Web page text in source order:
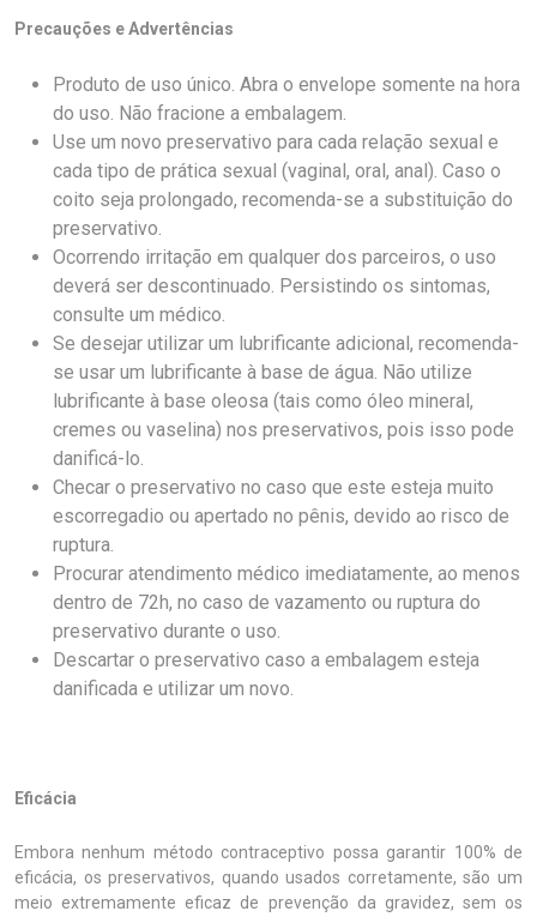
Precauções e Advertências
Produto de uso único. Abra o envelope somente na hora
do uso. Não fracione a embalagem.
Use um novo preservativo para cada relação sexual e
cada tipo de prática sexual (vaginal, oral, anal). Caso o
coito seja prolongado, recomenda-se a substituição do
preservativo.
Ocorrendo irritação em qualquer dos parceiros, o uso
deverá ser descontinuado. Persistindo os sintomas,
consulte um médico.
Se desejar utilizar um lubrificante adicional, recomenda-
se usar um lubrificante à base de água. Não utilize
lubrificante à base oleosa (tais como óleo mineral,
cremes ou vaselina) nos preservativos, pois isso pode
danificá-lo.
Checar o preservativo no caso que este esteja muito
escorregadio ou apertado no pênis, devido ao risco de
ruptura.
Procurar atendimento médico imediatamente, ao menos
dentro de 72h, no caso de vazamento ou ruptura do
preservativo durante o uso.
Descartar o preservativo caso a embalagem esteja
danificada e utilizar um novo.
Eficácia
Embora nenhum método contraceptivo possa garantir 100% de
eficácia, os preservativos, quando usados corretamente, são um
meio extremamente eficaz de prevenção da gravidez, sem os